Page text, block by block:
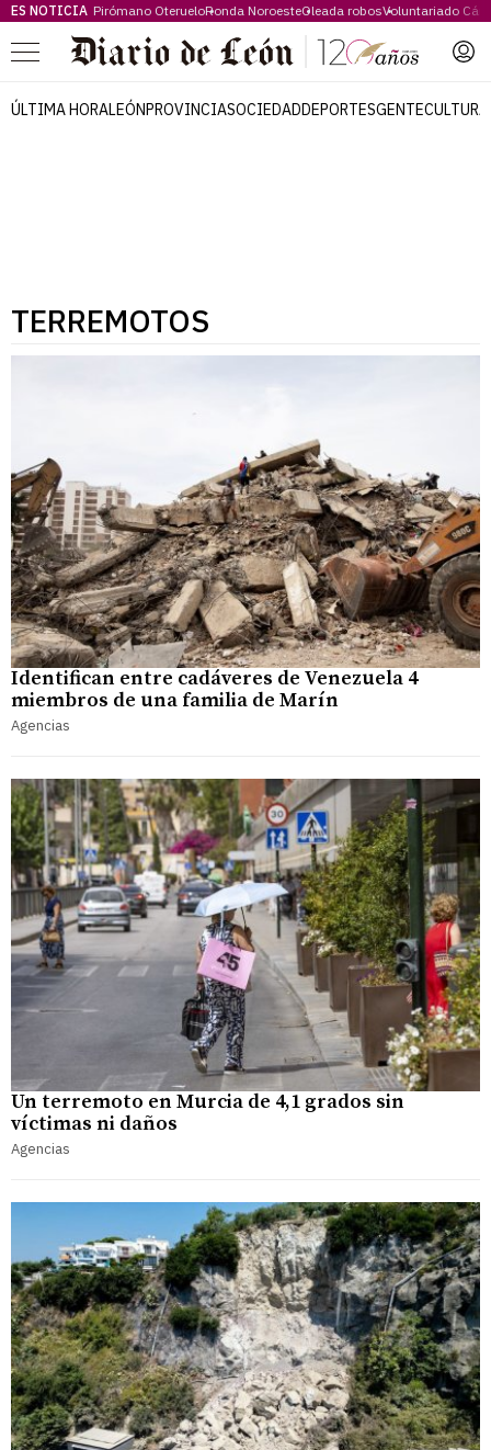
ES NOTICIA Pirómano OterueloRonda NoroesteOleada robosVoluntariado
Menú
ÚLTIMA HORALEÓNPROVINCIASOCIEDADDEPORTESGENTECULTURA
TERREMOTOS
Identifican entre cadáveres de Venezuela 4
miembros de una familia de Marín
Agencias
Un terremoto en Murcia de 4,1 grados sin
víctimas ni daños
Agencias